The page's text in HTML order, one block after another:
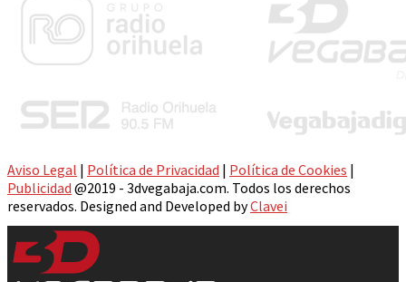
Aviso Legal | Política de Privacidad | Política de Cookies |
Publicidad @2019 - 3dvegabaja.com. Todos los derechos
reservados. Designed and Developed byClavei